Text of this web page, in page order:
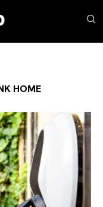
HOME